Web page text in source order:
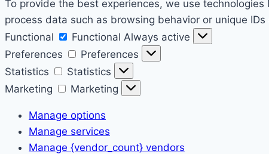
To provide the best experiences, we use
process data such as browsing behavior or unique
Functional
Functional Always active
Preferences
Preferences
Statistics
Statistics
Marketing
Marketing
Manage options
Manage services
Manage {vendor_count} vendors